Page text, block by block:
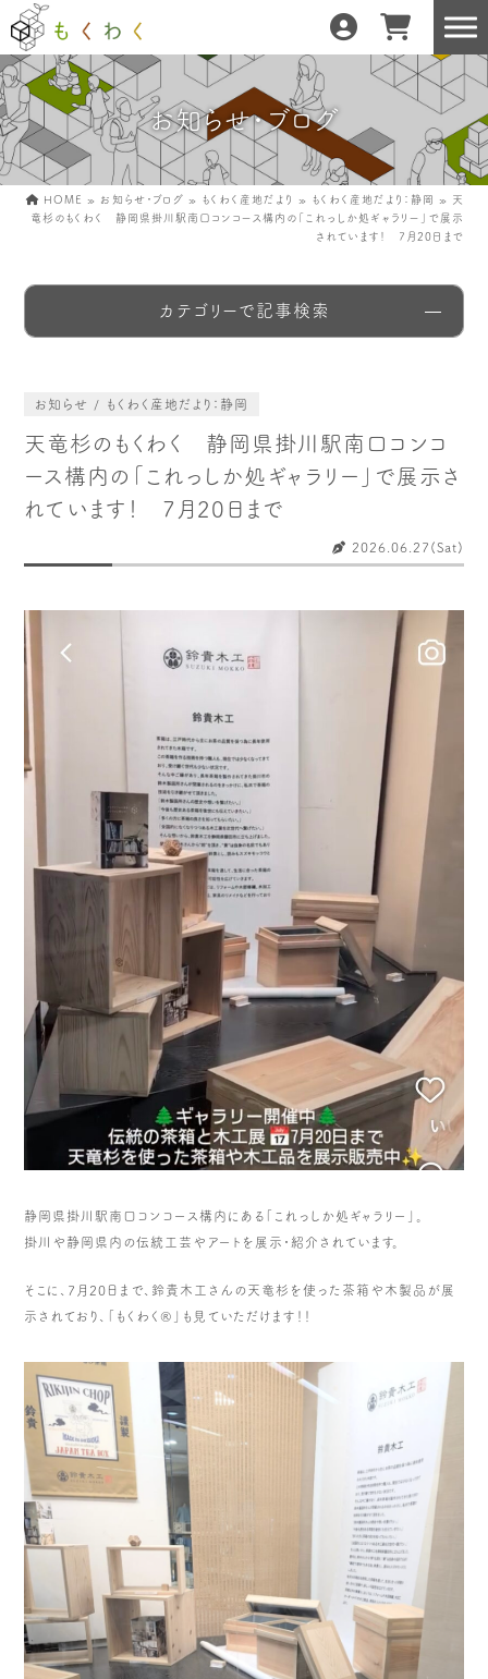
もくわくだけの特徴 地域の職人の手仕事で
どんな暮らしにもフィット 森と暮らしを環る
木や森のこと もくわく的 わくわく暮らし
出店情報！ メディア掲載＆プレスリリース
お知らせ・ブログ
HOME » お知らせ・ブログ » もくわく産地だより » もくわく産地だより：静岡 »
天
竜杉のもくわく 静岡県掛川駅南口コンコース構内の「これっしか処ギャラリー」で展示
されています！ 7月20日まで
カテゴリーで記事検索
お知らせ / もくわく産地だより：静岡
天竜杉のもくわく 静岡県掛川駅南口コンコ
ース構内の「これっしか処ギャラリー」で展示さ
れています！ 7月20日まで
2026.06.27(Sat)
静岡県掛川駅南口コンコース構内にある「これっしか処ギャラリー」。
掛川や静岡県内の伝統工芸やアートを展示・紹介されています。
そこに、7月20日まで、鈴貴木工さんの天竜杉を使った茶箱や木製品が展
示されており、「もくわく®︎」も見ていただけます！！